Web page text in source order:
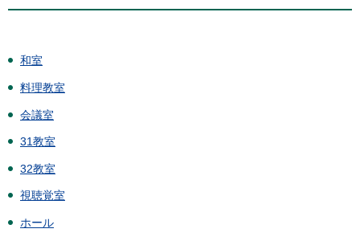
和室
料理教室
会議室
31教室
32教室
視聴覚室
ホール